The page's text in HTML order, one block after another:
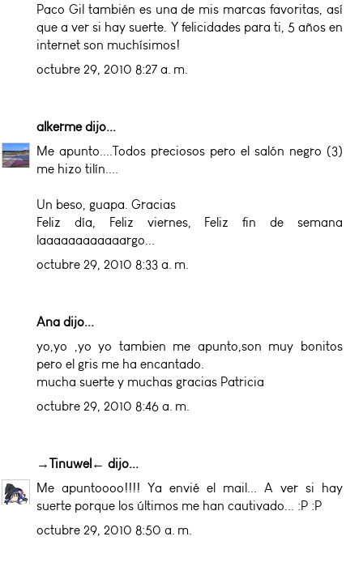
Paco Gil también es una de mis marcas favoritas, así
que a ver si hay suerte. Y felicidades para ti, 5 años en
internet son muchísimos!
octubre 29, 2010 8:27 a. m.
alkermedijo...
Me apunto....Todos preciosos pero el salón negro (3)
me hizo tilín....
Un beso, guapa. Gracias
Feliz día, Feliz viernes, Feliz fin de semana
laaaaaaaaaaaargo...
octubre 29, 2010 8:33 a. m.
Ana dijo...
yo,yo ,yo yo tambien me apunto,son muy bonitos
pero el gris me ha encantado.
mucha suerte y muchas gracias Patricia
octubre 29, 2010 8:46 a. m.
→Tinuwel← dijo...
Me apuntoooo!!!! Ya envié el mail... A ver si hay
suerte porque los últimos me han cautivado... :P :P
octubre 29, 2010 8:50 a. m.